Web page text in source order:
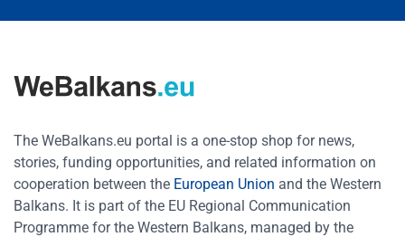
The WeBalkans.eu portal is a one-stop shop for news,
stories, funding opportunities, and related information on
cooperation between the European Union and the Western
Balkans. It is part of the EU Regional Communication
Programme for the Western Balkans, managed by the